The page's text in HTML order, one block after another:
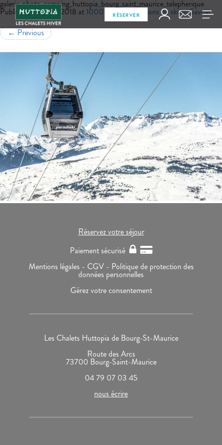
RÉSERVER
galerie_photo_camping_huttopia_bourg_saint_maurice_telepherique
Publishedjuillet 17, 2018 at 1000 × 667inStations de ski en Savoie
← Previous
Réservez votre séjour
Paiement sécurisé
Mentions légales - CGV - Politique de protection des
données personnelles
Gérez votre consentement
Les Chalets Huttopia de Bourg-St-Maurice
Route des Arcs
73700 Bourg-Saint-Maurice
04 79 07 03 45
nous écrire